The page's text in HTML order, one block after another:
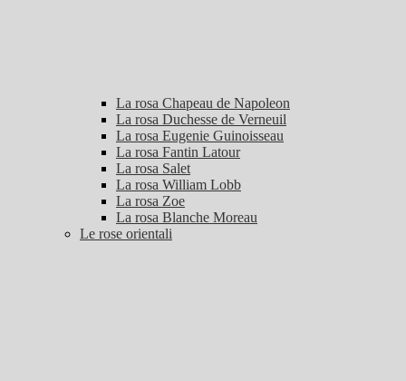
La rosa Chapeau de Napoleon
La rosa Duchesse de Verneuil
La rosa Eugenie Guinoisseau
La rosa Fantin Latour
La rosa Salet
La rosa William Lobb
La rosa Zoe
La rosa Blanche Moreau
Le rose orientali